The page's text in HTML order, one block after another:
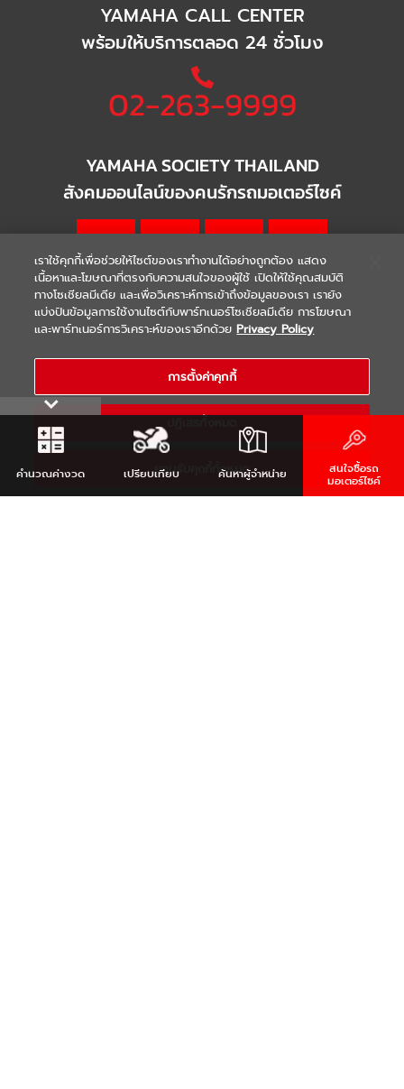
YAMAHA CALL CENTER
พร้อมให้บริการตลอด 24 ชั่วโมง
02-263-9999
YAMAHA SOCIETY THAILAND
สังคมออนไลน์ของคนรักรถมอเตอร์ไซค์
WARRANTY | Terms & Conditions
COPYRIGHT 2021 THAI YAMAHA MOTOR CO.,LTD. ALL RIGHTS
RESERVED
คำนวณค่างวด เปรียบเทียบ ค้นหาผู้จำหน่าย สนใจซื้อรถ
มอเตอร์ไซค์
เราใช้คุกกี้เพื่อช่วยให้ไซต์ของเราทำงานได้อย่างถูกต้อง แสดง
เนื้อหาและโฆษณาที่ตรงกับความสนใจของผู้ใช้ เปิดให้ใช้คุณสมบัติ
ทางโซเชียลมีเดีย และเพื่อวิเคราะห์การเข้าถึงข้อมูลของเรา เรายัง
แบ่งปันข้อมูลการใช้งานไซต์กับพาร์ทเนอร์โซเชียลมีเดีย การโฆษณา
และพาร์ทเนอร์การวิเคราะห์ของเราอีกด้วย Privacy Policy
การตั้งค่าคุกกี้
ยอมรับคุกกี้ทั้งหมด